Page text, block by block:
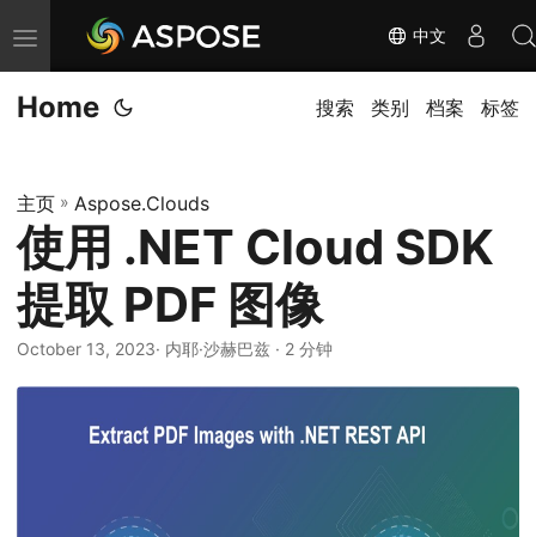
切
换
导
中文
Home 搜索 类别 档案 标签
主页 » Aspose.Clouds
使用 .NET Cloud SDK
提取 PDF 图像
October 13, 2023· 内耶·沙赫巴兹 · 2 分钟